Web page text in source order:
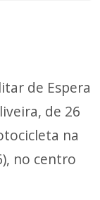
de Espera
de 26
na
no centro